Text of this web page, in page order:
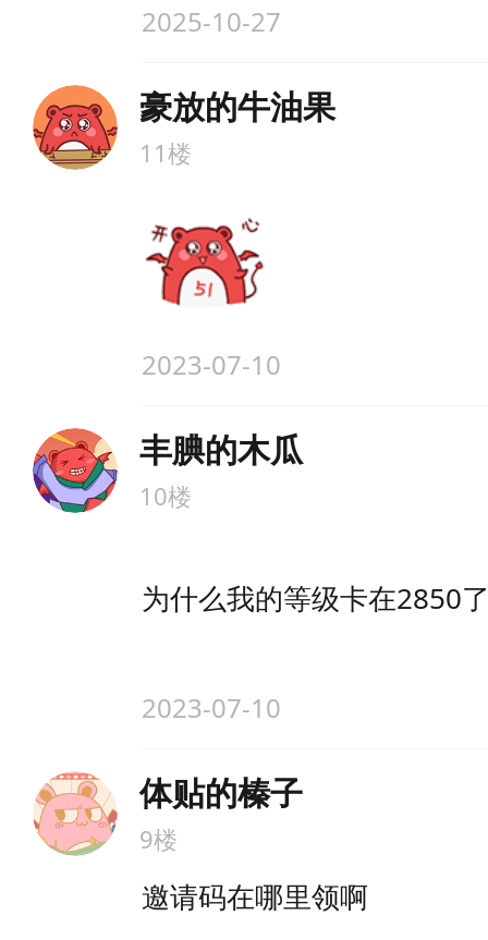
2025-10-27
豪放的牛油果
11楼
2023-07-10
丰腆的木瓜
10楼
为什么我的等级卡在2850
2023-07-10
体贴的榛子
9楼
邀请码在哪里领啊